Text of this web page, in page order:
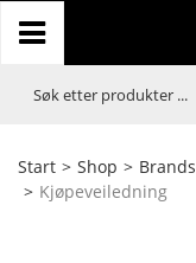
Start > Shop > Brands
> Kjøpeveiledning